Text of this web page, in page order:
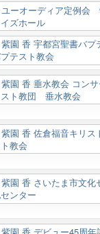
ユーオーディア定例会
ズホール
紫園 香 宇都宮聖書バプ
テスト教会
紫園 香 垂水教会 コン
スト教団 垂水教会
紫園 香 佐倉福音キリス
教会
紫園 香 さいたま市文化
ンター